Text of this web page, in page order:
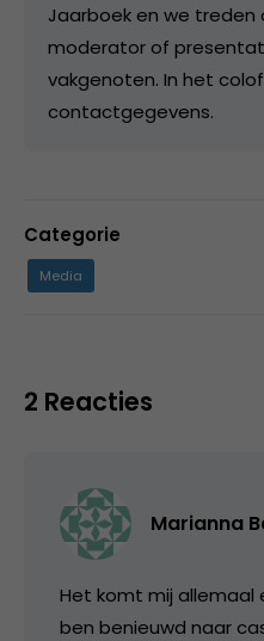
Jaarboek en we treden
moderator of
vakgenoten. In het
contactgegevens.
Categorie
Media
2 Reacties
Marianna
Het komt mij allemaal
ben benieuwd naar